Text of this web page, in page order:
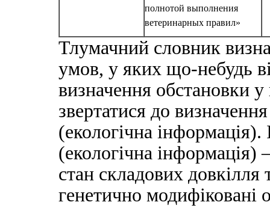
полнотой выполнения
ветеринарных правил»
Тлумачний словник
умов, у яких що-небудь
визначення обстановки у
звертатися до
(екологічна
(екологічна інформація)
стан складових
генетично модифіковані